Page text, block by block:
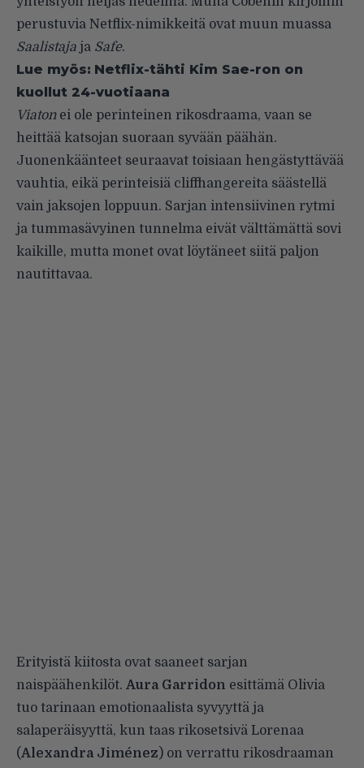
perustuvia Netflix-nimikkeitä ovat muun muassa
Saalistaja ja Safe.
Lue myös: Netflix-tähti Kim Sae-ron on
kuollut 24-vuotiaana
Viatonei ole perinteinen rikosdraama, vaan se
heittää katsojan suoraan syvään päähän.
Juonenkäänteet seuraavat toisiaan hengästyttävää
vauhtia, eikä perinteisiä cliffhangereita säästellä
vain jaksojen loppuun. Sarjan intensiivinen rytmi
ja tummasävyinen tunnelma eivät välttämättä sovi
kaikille, mutta monet ovat löytäneet siitä paljon
nautittavaa.
Erityistä kiitosta ovat saaneet sarjan
naispäähenkilöt. Aura Garridon esittämä Olivia
tuo tarinaan emotionaalista syvyyttä ja
salaperäisyyttä, kun taas rikosetsivä Lorenaa
(Alexandra Jiménez) on verrattu rikosdraaman